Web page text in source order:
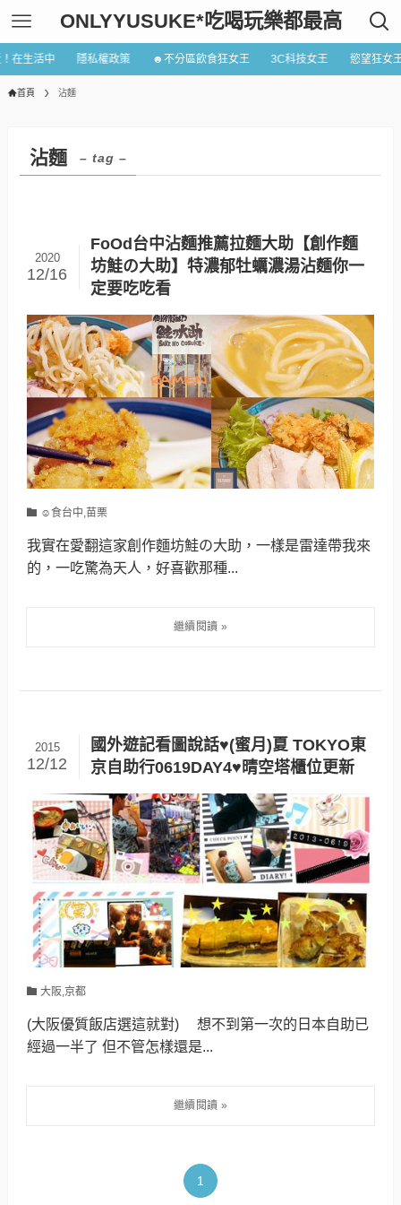
ONLYYUSUKE*吃喝玩樂都最高
在生活中 隱私權政策 ☻不分區飲食狂女王 3C科技女王 慾望狂女
首頁 沾麵
沾麵 – tag –
FoOd台中沾麵推薦拉麵大助【創作麵
坊鮭の大助】特濃郁牡蠣濃湯沾麵你一
定要吃吃看
2020
12/16
☺食台中,苗栗
我實在愛翻這家創作麵坊鮭の大助，一樣是雷達帶我來
的，一吃驚為天人，好喜歡那種...
國外遊記看圖說話♥(蜜月)夏 TOKYO東
京自助行0619DAY4♥晴空塔櫃位更新
2015
12/12
大阪,京都
(大阪優質飯店選這就對) 想不到第一次的日本自助已
經過一半了 但不管怎樣還是...
1